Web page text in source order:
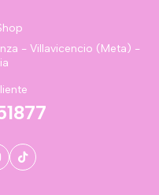
- Villavicencio (Meta) -